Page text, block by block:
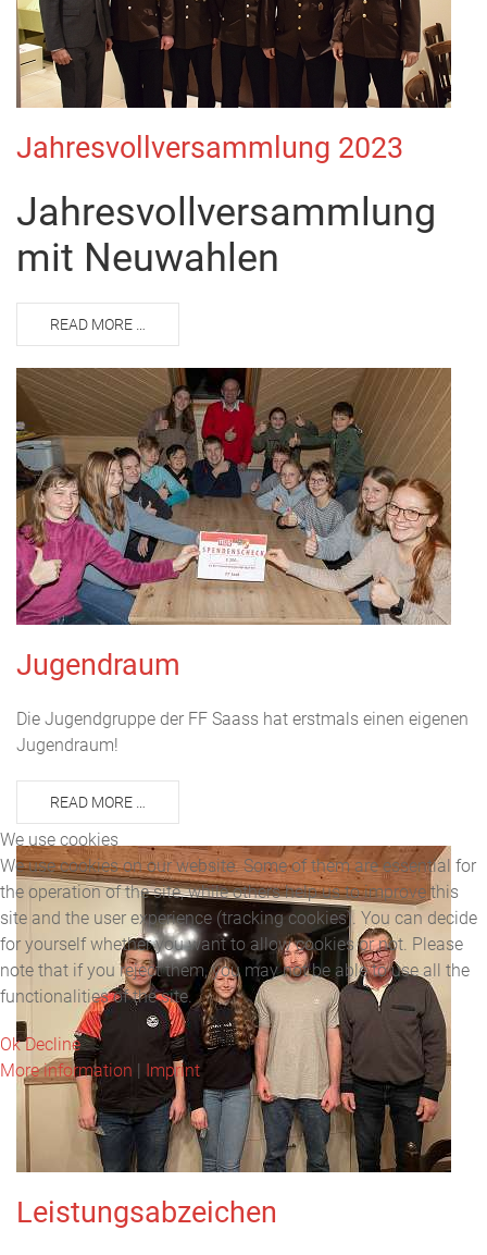
Jahresvollversammlung 2023
Jahresvollversammlung
mit Neuwahlen
READ MORE …
Jugendraum
Die Jugendgruppe der FF Saass hat erstmals einen eigenen
Jugendraum!
READ MORE …
Leistungsabzeichen
We use cookies
We use cookies on our website. Some of them are essential for
the operation of the site, while others help us to improve this
site and the user experience (tracking cookies). You can decide
for yourself whether you want to allow cookies or not. Please
note that if you reject them, you may not be able to use all the
functionalities of the site.
Ok Decline
More information | Imprint